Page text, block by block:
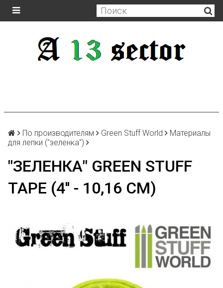
По производителям Green Stuff World
Материалы
для лепки ("зеленка")
"ЗЕЛЕНКА" GREEN STUFF
TAPE (4'' - 10,16 СМ)